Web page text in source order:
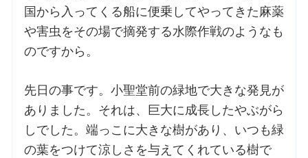
国から入ってくる船に便乗してやってきた麻薬
や害虫をその場で摘発する水際作戦のようなも
のですから。
先日の事です。小聖堂前の緑地で大きな発見が
ありました。それは、巨大に成長したやぶがら
しでした。端っこに大きな樹があり、いつも緑
の葉をつけて涼しさを与えてくれている樹で